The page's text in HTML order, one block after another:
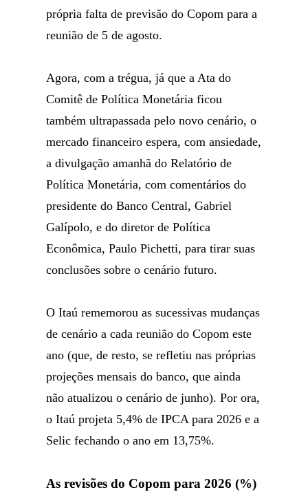
própria falta de previsão do Copom para a
reunião de 5 de agosto.
Agora, com a trégua, já que a Ata do
Comitê de Política Monetária ficou
também ultrapassada pelo novo cenário, o
mercado financeiro espera, com ansiedade,
a divulgação amanhã do Relatório de
Política Monetária, com comentários do
presidente do Banco Central, Gabriel
Galípolo, e do diretor de Política
Econômica, Paulo Pichetti, para tirar suas
conclusões sobre o cenário futuro.
O Itaú rememorou as sucessivas mudanças
de cenário a cada reunião do Copom este
ano (que, de resto, se refletiu nas próprias
projeções mensais do banco, que ainda
não atualizou o cenário de junho). Por ora,
o Itaú projeta 5,4% de IPCA para 2026 e a
Selic fechando o ano em 13,75%.
As revisões do Copom para 2026 (%)